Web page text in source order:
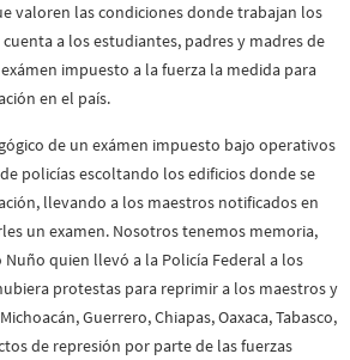
valoren las condiciones donde trabajan los
a los estudiantes, padres y madres de
impuesto a la fuerza la medida para
en el país.
de un exámen impuesto bajo operativos
policías escoltando los edificios donde se
llevando a los maestros notificados en
un examen. Nosotros tenemos memoria,
quien llevó a la Policía Federal a los
protestas para reprimir a los maestros y
Guerrero, Chiapas, Oaxaca, Tabasco,
de represión por parte de las fuerzas